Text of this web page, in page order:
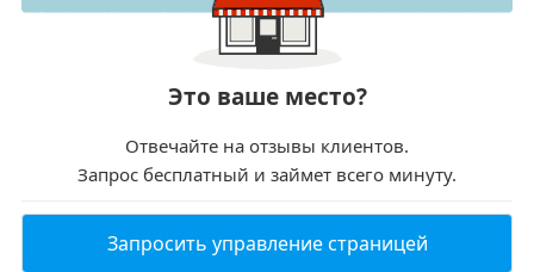
Это ваше место?
Отвечайте на отзывы клиентов.
Запрос бесплатный и займет всего минуту.
Запросить управление страницей